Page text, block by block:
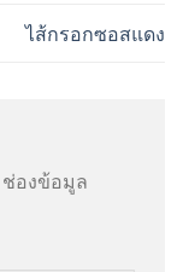
ไส้กรอกซอสแดง
ช่องข้อมูล